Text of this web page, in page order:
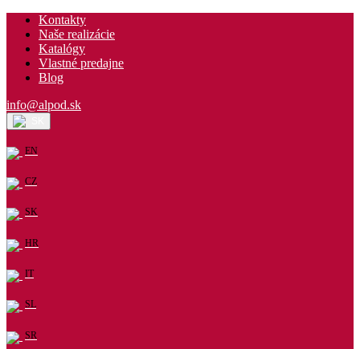
Kontakty
Naše realizácie
Katalógy
Vlastné predajne
Blog
info@alpod.sk
EN
CZ
SK
HR
IT
SL
SR